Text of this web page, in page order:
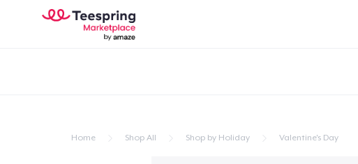
Home Shop All Shop by Holiday Valentine's Day